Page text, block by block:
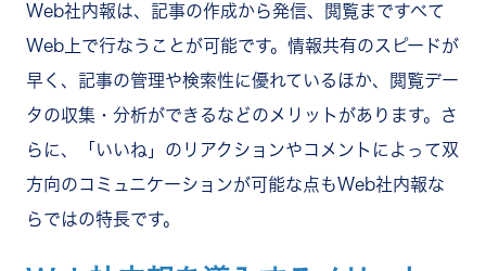
Web社内報は、記事の作成から発信、閲覧まですべて
Web上で行なうことが可能です。情報共有のスピードが
早く、記事の管理や検索性に優れているほか、閲覧デー
タの収集・分析ができるなどのメリットがあります。さ
らに、「いいね」のリアクションやコメントによって双
方向のコミュニケーションが可能な点もWeb社内報な
らではの特長です。